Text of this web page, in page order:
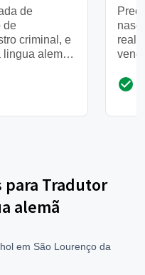
de
de
criminal, e
lingua alemã
para Tradutor
alemã
em São Lourenço da